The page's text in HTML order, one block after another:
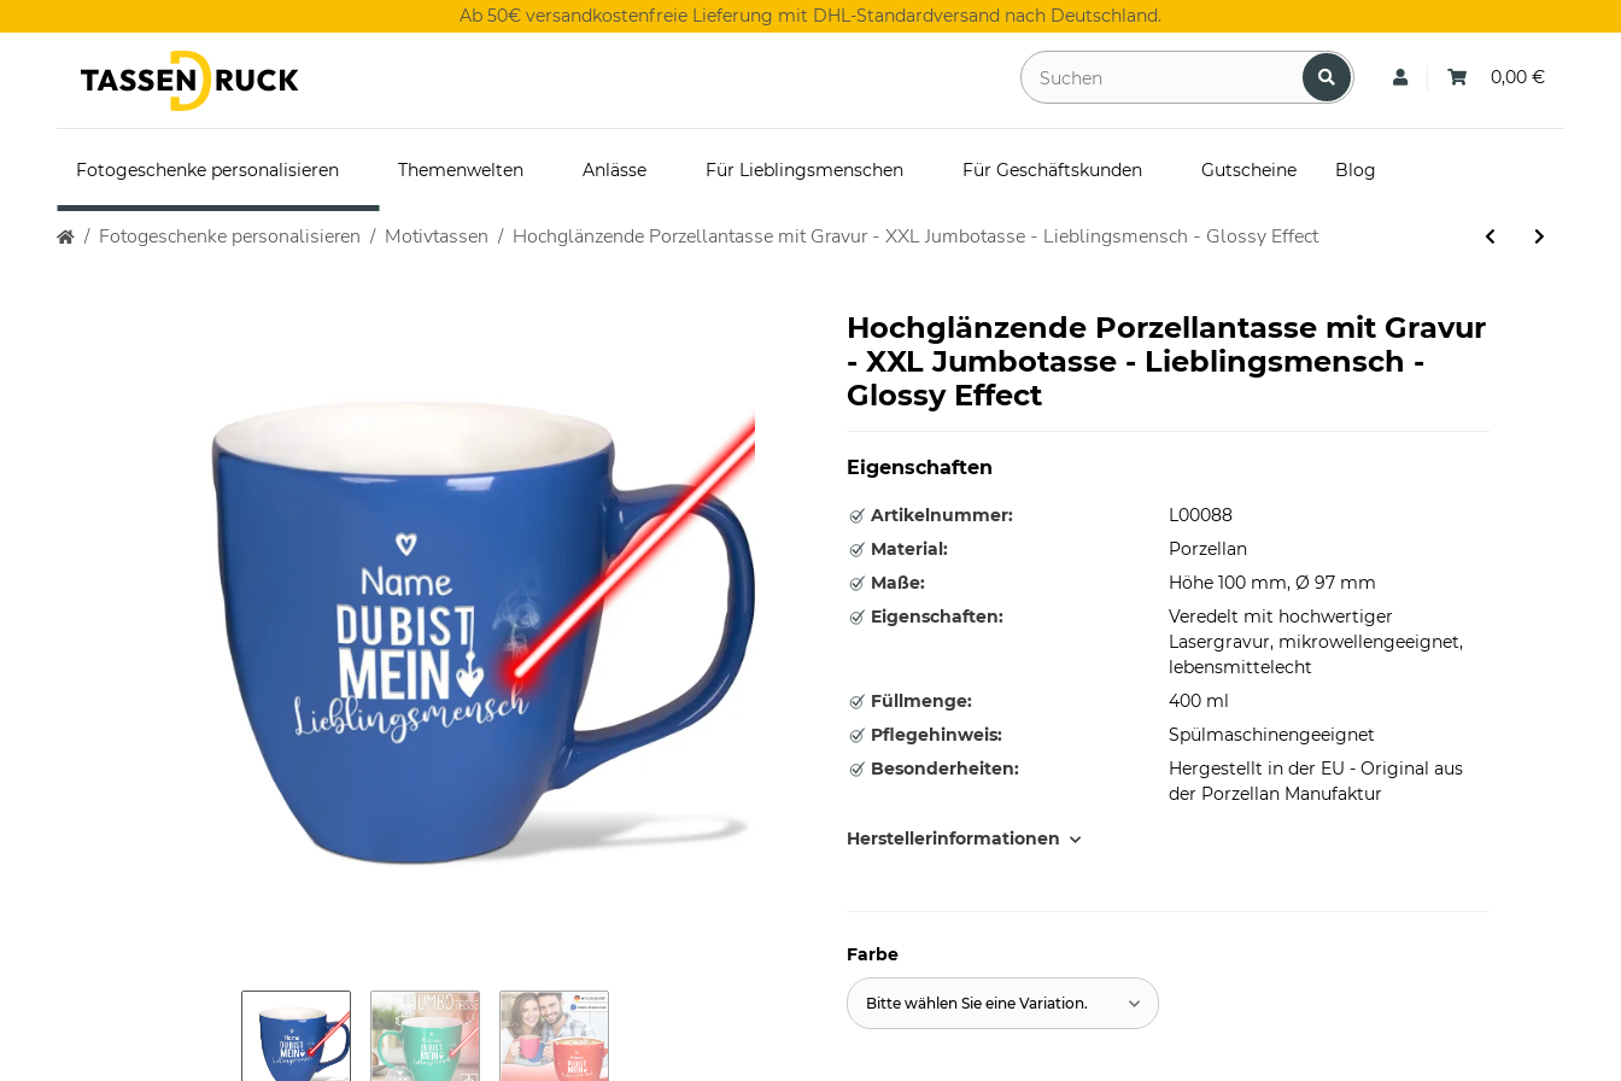
Ab 50€ versandkostenfreie Lieferung mit DHL-Standardversand nach Deutschland.
0,00 €
Fotogeschenke personalisieren Themenwelten Anlässe Für Lieblingsmenschen Für Geschäftskunden Gutscheine Blog
Fotogeschenke personalisieren Motivtassen Hochglänzende Porzellantasse mit Gravur - XXL Jumbotasse - Lieblingsmensch - Glossy Effect
Hochglänzende Porzellantasse mit Gravur
- XXL Jumbotasse - Lieblingsmensch -
Glossy Effect
Eigenschaften
Artikelnummer:
L00088
Material:
Porzellan
Maße:
Höhe 100 mm, Ø 97 mm
Eigenschaften:
Veredelt mit hochwertiger
Lasergravur, mikrowellengeeignet,
lebensmittelecht
Füllmenge:
400 ml
Pflegehinweis:
Spülmaschinengeeignet
Besonderheiten:
Hergestellt in der EU - Original aus
der Porzellan Manufaktur
Herstellerinformationen
Farbe
Bitte wählen Sie eine Variation.